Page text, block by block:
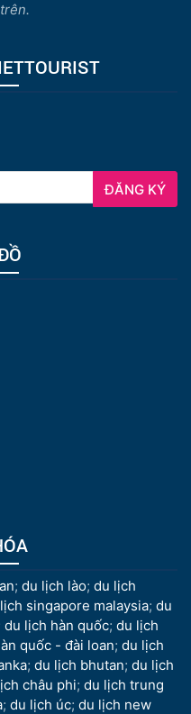
ĐĂNG KÝ
; du lịch lào; du lịch
singapore malaysia; du
du lịch hàn quốc; du lịch
quốc - đài loan; du lịch
; du lịch bhutan; du lịch
châu phi; du lịch trung
; du lịch úc; du lịch new